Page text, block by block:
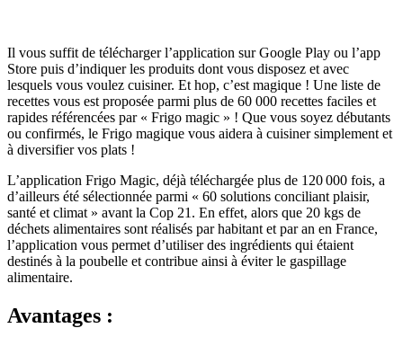
Il vous suffit de télécharger l’application sur Google Play ou l’app
Store puis d’indiquer les produits dont vous disposez et avec
lesquels vous voulez cuisiner. Et hop, c’est magique ! Une liste de
recettes vous est proposée parmi plus de 60 000 recettes faciles et
rapides référencées par « Frigo magic » ! Que vous soyez débutants
ou confirmés, le Frigo magique vous aidera à cuisiner simplement et
à diversifier vos plats !
L’application Frigo Magic, déjà téléchargée plus de 120 000 fois, a
d’ailleurs été sélectionnée parmi « 60 solutions conciliant plaisir,
santé et climat » avant la Cop 21. En effet, alors que 20 kgs de
déchets alimentaires sont réalisés par habitant et par an en France,
l’application vous permet d’utiliser des ingrédients qui étaient
destinés à la poubelle et contribue ainsi à éviter le gaspillage
alimentaire.
Avantages :